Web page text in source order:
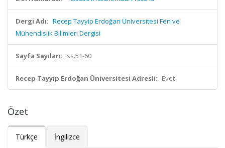
Dergi Adı: Recep Tayyip Erdoğan Üniversitesi Fen ve
Mühendislik Bilimleri Dergisi
Sayfa Sayıları: ss.51-60
Recep Tayyip Erdoğan Üniversitesi Adresli: Evet
Özet
Türkçe İngilizce